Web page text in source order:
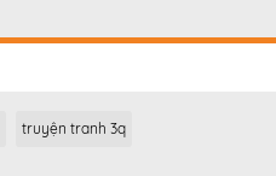
truyện tranh 3q